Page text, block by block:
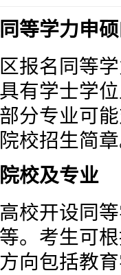
等学力申
报名同等
有学士学
分专业可
校招生简
校及专业
校开设同
。考生可
向包括教